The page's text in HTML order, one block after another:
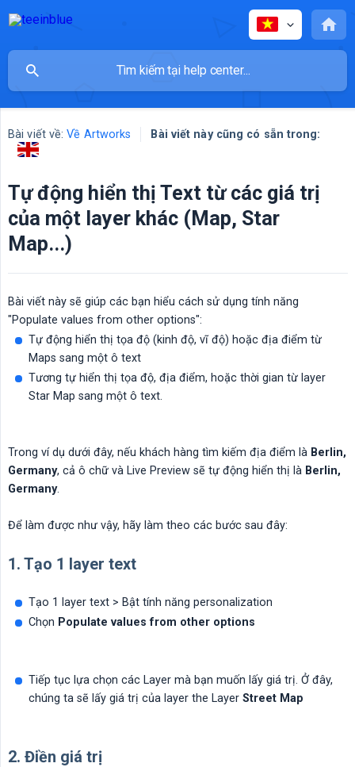
Bài viết về: Về Artworks Bài viết này cũng có sẵn trong:
Tự động hiển thị Text từ các giá trị
của một layer khác (Map, Star
Map...)
Bài viết này sẽ giúp các bạn hiểu cách sử dụng tính năng
"Populate values from other options":
Tự động hiển thị tọa độ (kinh độ, vĩ độ) hoặc địa điểm từ
Maps sang một ô text
Tương tự hiển thị tọa độ, địa điểm, hoặc thời gian từ layer
Star Map sang một ô text.
Trong ví dụ dưới đây, nếu khách hàng tìm kiếm địa điểm là Berlin,
Germany, cả ô chữ và Live Preview sẽ tự động hiển thị là Berlin,
Germany.
Để làm được như vậy, hãy làm theo các bước sau đây:
1. Tạo 1 layer text
Tạo 1 layer text > Bật tính năng personalization
Chọn Populate values from other options
Tiếp tục lựa chọn các Layer mà bạn muốn lấy giá trị. Ở đây,
chúng ta sẽ lấy giá trị của layer the Layer Street Map
2. Điền giá trị